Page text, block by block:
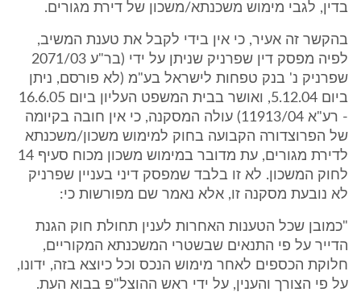
בדין, לגבי מימוש משכנתא/משכון של דירת מגורים.
בהקשר זה אעיר, כי אין בידי לקבל את טענת המשיב,
לפיה מפסק דין שפרניק שניתן על ידי (בר"ע 2071/03
שפרניק נ' בנק טפחות לישראל בע"מ (לא פורסם, ניתן
ביום 5.12.04, ואושר בבית המשפט העליון ביום 16.6.05
- רע"א 11913/04) עולה המסקנה, כי אין חובה בקיומה
של הפרוצדורה הקבועה בחוק למימוש משכון/משכנתא
לדירת מגורים, עת מדובר במימוש משכון מכוח סעיף 14
לחוק המשכון. לא זו בלבד שמפסק דיני בעניין שפרניק
לא נובעת מסקנה זו, אלא נאמר שם מפורשות כי:
"כמובן שכל הטענות האחרות לענין תחולת חוק הגנת
הדייר על פי התנאים שבשטרי המשכנתא המקוריים,
חלוקת הכספים לאחר מימוש הנכס וכל כיוצא בזה, ידונו,
על פי הצורך והענין, על ידי ראש ההוצל"פ בבוא העת.